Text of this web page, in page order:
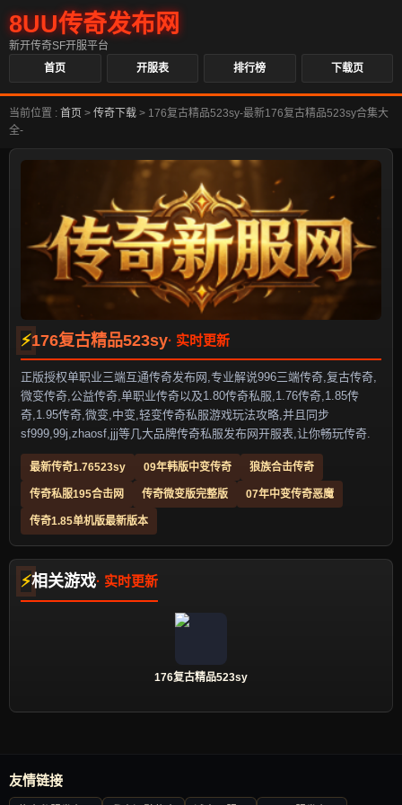
8UU传奇发布网
新开传奇SF开服平台
首页
开服表 排行榜 下载页
当前位置 : 首页 > 传奇下载 > 176复古精品523sy-最新176复古精品523sy合集大
全-
176复古精品523sy
正版授权单职业三端互通传奇发布网,专业解说996三端传奇,复古传奇,
微变传奇,公益传奇,单职业传奇以及1.80传奇私服,1.76传奇,1.85传
奇,1.95传奇,微变,中变,轻变传奇私服游戏玩法攻略,并且同步
sf999,99j,zhaosf,jjj等几大品牌传奇私服发布网开服表,让你畅玩传奇.
最新传奇1.76523sy 09年韩版中变传奇 狼族合击传奇
传奇私服195合击网 传奇微变版完整版 07年中变传奇恶魔
传奇1.85单机版最新版本
相关游戏
176复古精品523sy
友情链接